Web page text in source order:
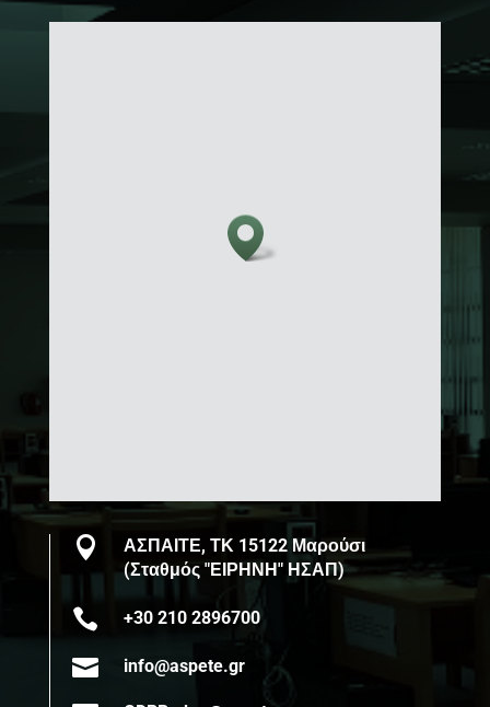

ΑΣΠΑΙΤΕ, ΤΚ 15122 Μαρούσι
(Σταθμός "ΕΙΡΗΝΗ" ΗΣΑΠ)
 +30 210 2896700
 info@aspete.gr